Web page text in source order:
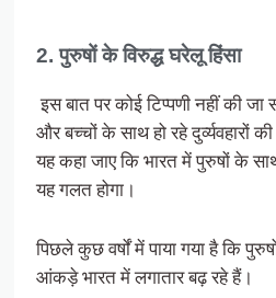
2. पुरुषों के विरुद्ध घरेलू हिंसा
इस बात पर कोई टिप्पणी नहीं की
और बच्चों के साथ हो रहे दुर्व्यवहारों
यह कहा जाए कि भारत में पुरुषों के
यह गलत होगा।
पिछले कुछ वर्षों में पाया गया है कि
आंकड़े भारत में लगातार बढ़ रहे हैं।